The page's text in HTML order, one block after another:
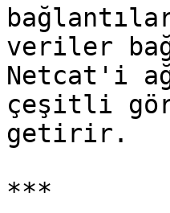
veriler
Netcat'i ağ
çeşitli
getirir.
***